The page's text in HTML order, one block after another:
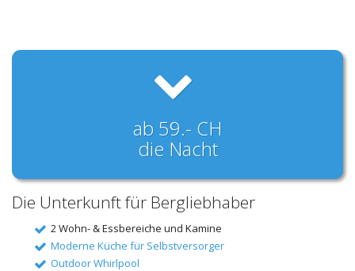
ab 59.- CH
die Nacht
Die Unterkunft für Bergliebhaber
2 Wohn- & Essbereiche und Kamine
Moderne Küche für Selbstversorger
Outdoor Whirlpool